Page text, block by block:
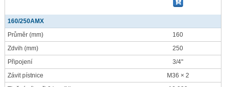
160/250AMX
Průměr (mm)
160
Zdvih (mm)
250
Připojení
3/4"
Závit pístnice
M36 × 2